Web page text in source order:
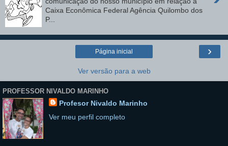
Caixa Econômica Federal Agência Quilombo dos
P...
›
Página inicial
Ver versão para a web
PROFESSOR NIVALDO MARINHO
Profesor Nivaldo Marinho
Ver meu perfil completo